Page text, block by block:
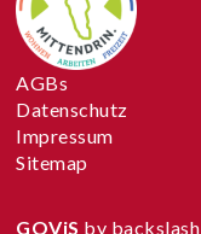
AGBs
Datenschutz
Impressum
Sitemap
GOViS by backslash